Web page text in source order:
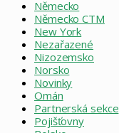
Německo
Německo CTM
New York
Nezařazené
Nizozemsko
Norsko
Novinky
Omán
Partnerská sekce
Pojišťovny